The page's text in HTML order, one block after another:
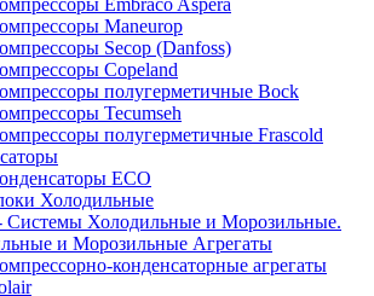
Embraco Aspera
Maneurop
Secop (Danfoss)
Copeland
полугерметичные Bock
Tecumseh
полугерметичные Frascold
ECO
Холодильные
Системы Холодильные и Морозильные.
и Морозильные Агрегаты
конденсаторные агрегаты